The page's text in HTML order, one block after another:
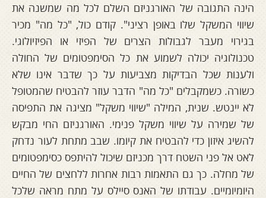
הינה התגובה של האורגניזם השלם לכל מה שמשנה את
שיווי המשקל שלו באופן רציני". קודם כול, "כל מה" מכיר
בגירוי מעבר לגבולות הצרים של הפיזי או הפיזיולוגי.
טכנולוגיה יכולה לשמוע את כל הסימפטומים של החולה
ולענות שכל הבדיקות מצביעות על כך שדבר אינו שלא
כשורה. כשמקבלים "כל מה" הדבר עוזר להבטיח שהמטופל
לא יינטש. שנית, המילה "שיווי משקל" מציגה את התפיסה
של שמירה על שיווי משקל פנימי. האורגניזם החי מבקש
להשיג איזון כדי להבטיח את קיומו. שבב מתחת לעור נדחק
לאט אל פני השטח דרך מכניזם שיכול להיתפס כסימפטומים
של מחלה. כך גם התאמות רבות אחרות ללחצים של החיים
היומיומיים. עבודתו של האנס סיילס על מתח מראה שלכל